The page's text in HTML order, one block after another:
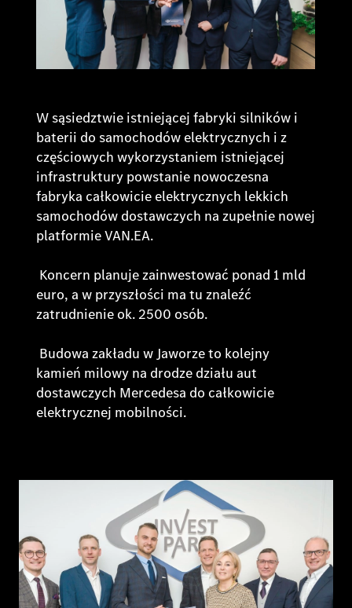
W sąsiedztwie istniejącej fabryki silników i
baterii do samochodów elektrycznych i z
częściowych wykorzystaniem istniejącej
infrastruktury powstanie nowoczesna
fabryka całkowicie elektrycznych lekkich
samochodów dostawczych na zupełnie nowej
platformie VAN.EA.
Koncern planuje zainwestować ponad 1 mld
euro, a w przyszłości ma tu znaleźć
zatrudnienie ok. 2500 osób.
Budowa zakładu w Jaworze to kolejny
kamień milowy na drodze działu aut
dostawczych Mercedesa do całkowicie
elektrycznej mobilności.